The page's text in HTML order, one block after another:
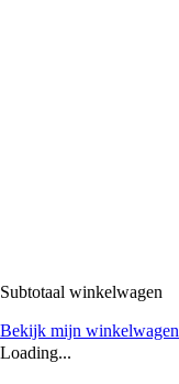
Subtotaal winkelwagen
Bekijk mijn winkelwagen
Loading...